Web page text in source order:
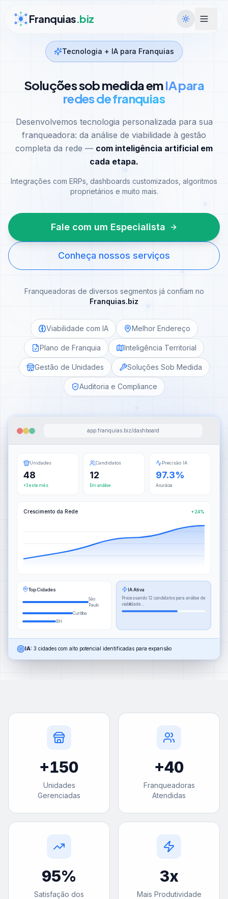
Franquias.biz
Tecnologia + IA para Franquias
Soluções sob medida emIA para
redes de franquias
Desenvolvemos tecnologia personalizada para sua
franqueadora: da análise de viabilidade à gestão
completa da rede — com inteligência artificial em
cada etapa.
Integrações com ERPs, dashboards customizados, algoritmos
proprietários e muito mais.
Fale com um Especialista
Conheça nossos serviços
Franqueadoras de diversos segmentos já confiam no
Franquias.biz
Viabilidade com IA Melhor Endereço
Plano de Franquia Inteligência Territorial
Gestão de Unidades Soluções Sob Medida
Auditoria e Compliance
app.franquias.biz/dashboard
Unidades
48
+3 este mês
Candidatos
12
Em análise
Precisão IA
97.3%
Acurácia
Crescimento da Rede +24%
Top Cidades
São
Paulo
Curitiba
BH
IA Ativa
Processando 12 candidatos para análise de
viabilidade...
IA: 3 cidades com alto potencial identificadas para expansão
+150
Unidades
Gerenciadas
+40
Franqueadoras
Atendidas
95%
Satisfação dos
3x
Mais Produtividade